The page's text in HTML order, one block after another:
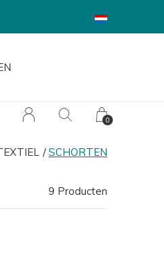
0
SCHORTEN
9 Producten